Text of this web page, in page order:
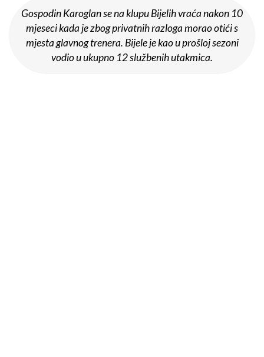
Gospodin Karoglan se na klupu Bijelih vraća nakon 10
mjeseci kada je zbog privatnih razloga morao otići s
mjesta glavnog trenera. Bijele je kao u prošloj sezoni
vodio u ukupno 12 službenih utakmica.